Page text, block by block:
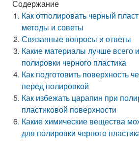
Содержание
Как отполировать черный
методы и советы
Связанные вопросы и ответы
Какие материалы лучше всего
полировки черного пластика
Как подготовить поверхность
перед полировкой
Как избежать царапин при
пластиковой поверхности
Какие химические вещества
для полировки черного